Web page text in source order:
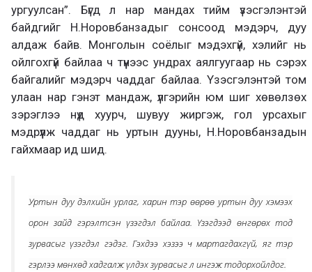
ургуулсан”. Бүгд л нар мандах тийм үзэсгэлэнтэй
байдгийг Н.Норовбанзадыг сонсоод мэдэрч, дуу
алдаж байв. Монголын соёлыг мэдэхгүй, хэлийг нь
ойлгохгүй байлаа ч түүнээс ундрах аялгуугаар нь сэрэх
байгалийг мэдэрч чаддаг байлаа. Үзэсгэлэнтэй том
улаан нар гэнэт мандаж, үлгэрийн юм шиг хөвөлзөх
зэрэглээ нүд хуурч, шувуу жиргэж, гол урсахыг
мэдрүүлж чаддаг нь уртын дууны, Н.Норовбанзадын
гайхмаар ид шид.
Уртын дуу дэлхийн урлаг, харин тэр өөрөө уртын дуу хэмээх
орон зайд гэрэлтсэн үзэгдэл байлаа. Үзэгдээд өнгөрөх тод
зурвасыг үзэгдэл гэдэг. Гэхдээ хэзээ ч мартагдахгүй, яг тэр
гэрлээ мөнхөд хадгалж үлдэх зурвасыг л ингэж тодорхойлдог.